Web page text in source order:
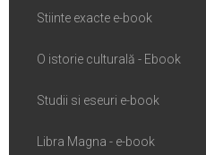
Stiinte exacte e-book
O istorie culturală - Ebook
Studii si eseuri e-book
Libra Magna - e-book